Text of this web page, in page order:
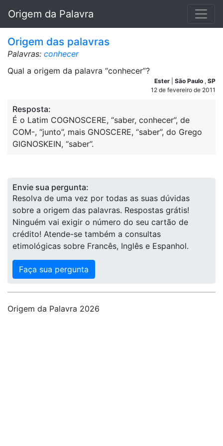
Origem da Palavra
Origem das palavras
Palavras: conhecer
Qual a origem da palavra “conhecer”?
Ester São Paulo , SP
12 de fevereiro de 2011
Resposta:
É o Latim COGNOSCERE, “saber, conhecer”, de
COM-, “junto”, mais GNOSCERE, “saber”, do Grego
GIGNOSKEIN, “saber”.
Envie sua pergunta:
Resolva de uma vez por todas as suas dúvidas
sobre a origem das palavras. Respostas grátis!
Ninguém vai exigir o número do seu cartão de
crédito! Atende-se também a consultas
etimológicas sobre Francês, Inglês e Espanhol.
Faça sua pergunta
Origem da Palavra 2026